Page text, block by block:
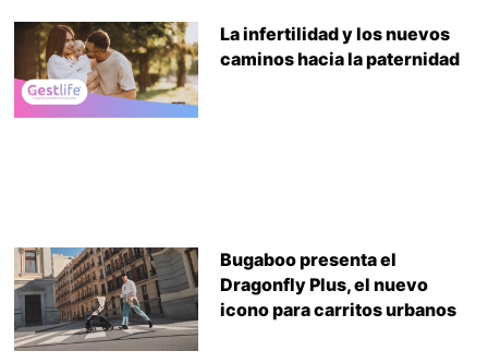
La infertilidad y los nuevos
caminos hacia la paternidad
Bugaboo presenta el
Dragonfly Plus, el nuevo
icono para carritos urbanos